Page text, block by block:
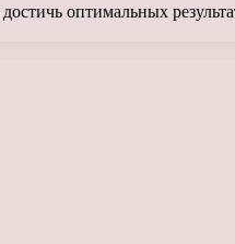
оптимальных